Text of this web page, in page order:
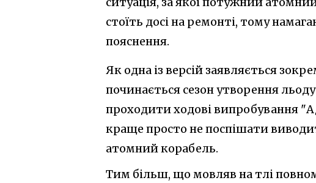
стоїть досі на ремонті, тому
пояснення.
Як одна із версій заявляється
починається сезон утворення
проходити ходові випробування
краще просто не поспішати
атомний корабель.
Тим більш, що мовляв на тлі